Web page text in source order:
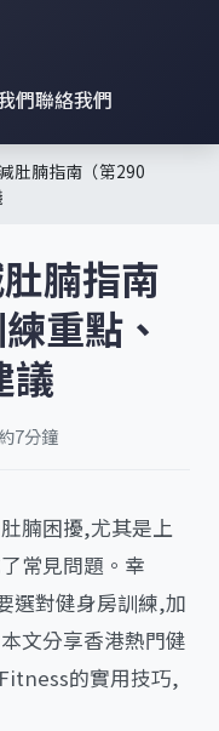
們聯絡我們
肚腩指南（第290
腩指南
重點、
議
7分鐘
腩困擾,尤其是上
常見問題。幸
選對健身房訓練,加
文分享香港熱門健
的實用技巧,